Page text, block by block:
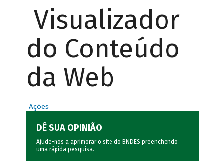
Visualizador
do Conteúdo
da Web
Ações
DÊ SUA OPINIÃO
Ajude-nos a aprimorar o site do BNDES preenchendo
uma rápida pesquisa.